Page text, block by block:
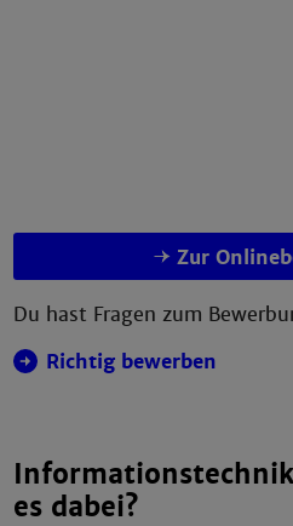
Zur
Du hast Fragen zum
Richtig bewerben
es dabei?